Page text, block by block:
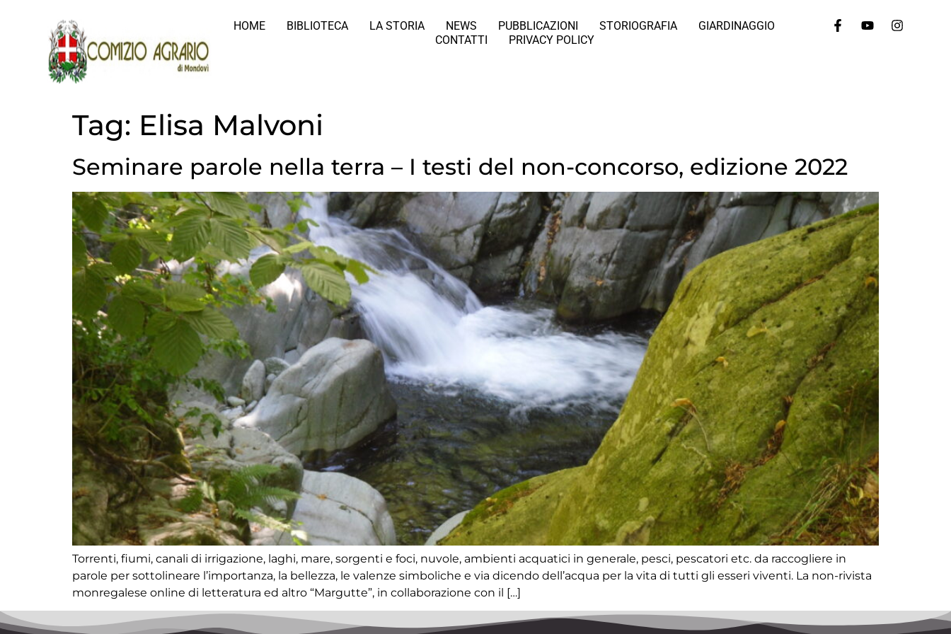
HOME BIBLIOTECA LA STORIA NEWS PUBBLICAZIONI STORIOGRAFIA
GIARDINAGGIO
CONTATTI
PRIVACY POLICY
Tag: Elisa Malvoni
Seminare parole nella terra – I testi del non-concorso, edizione 2022
Torrenti, fiumi, canali di irrigazione, laghi, mare, sorgenti e foci, nuvole, ambienti acquatici in generale, pesci, pescatori etc. da raccogliere in
parole per sottolineare l’importanza, la bellezza, le valenze simboliche e via dicendo dell’acqua per la vita di tutti gli esseri viventi. La non-rivista
monregalese online di letteratura ed altro “Margutte”, in collaborazione con il […]